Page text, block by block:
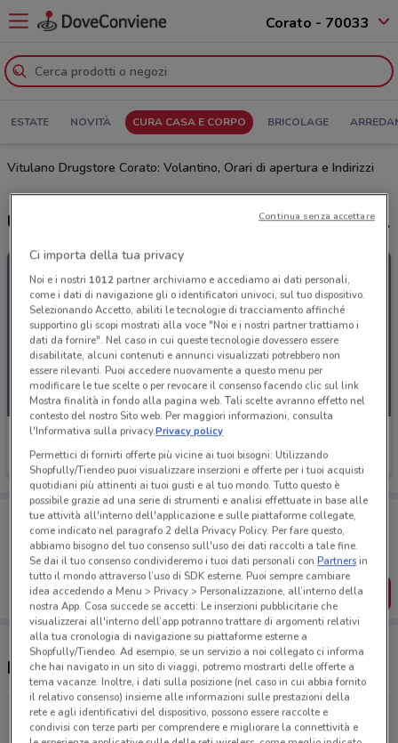
Corato - 70033
ESTATE NOVITÀ CURA CASA E CORPO BRICOLAGE
Vitulano Drugstore Corato: Volantino, Orari di apertura e Indirizzi
Ultime offerte del volantino Vitulano Drugstore
Vitulano Drugstore
Scade il 18/08 289 m
Porta DoveConviene sempre con te!
Puoi trovare le migliori offerte dei negozi vicino a te,
salvarle e creare la tua lista del risparmio, comodamente
dal tuo cellulare.
SCARICA L’APP
Negozi Vitulano Drugstore a Corato
Via Di Vittorio, 17 Corato
Ci importa della tua privacy
Noi e i nostri 1012partner archiviamo e accediamo ai dati personali,
come i dati di navigazione gli o identificatori univoci, sul tuo dispositivo.
Selezionando Accetto, abiliti le tecnologie di tracciamento affinché
supportino gli scopi mostrati alla voce "Noi e i nostri partner trattiamo i
dati da fornire". Nel caso in cui queste tecnologie dovessero essere
disabilitate, alcuni contenuti e annunci visualizzati potrebbero non
essere rilevanti. Puoi accedere nuovamente a questo menu per
modificare le tue scelte o per revocare il consenso facendo clic sul link
Mostra finalità in fondo alla pagina web. Tali scelte avranno effetto nel
contesto del nostro Sito web. Per maggiori informazioni, consulta
l'Informativa sulla privacy.Privacy policy
Permettici di fornirti offerte più vicine ai tuoi bisogni: Utilizzando
Shopfully/Tiendeo puoi visualizzare inserzioni e offerte per i tuoi acquisti
quotidiani più attinenti ai tuoi gusti e al tuo mondo. Tutto questo è
possibile grazie ad una serie di strumenti e analisi effettuate in base alle
tue attività all'interno dell'applicazione e sulle piattaforme collegate,
come indicato nel paragrafo 2 della Privacy Policy. Per fare questo,
abbiamo bisogno del tuo consenso sull'uso dei dati raccolti a tale fine.
Se dai il tuo consenso condivideremo i tuoi dati personali conPartnersin
tutto il mondo attraverso l’uso di SDK esterne. Puoi sempre cambiare
idea accedendo a Menu > Privacy > Personalizzazione, all’interno della
nostra App. Cosa succede se accetti: Le inserzioni pubblicitarie che
visualizzerai all'interno dell’app potranno trattare di argomenti relativi
alla tua cronologia di navigazione su piattaforme esterne a
Shopfully/Tiendeo. Ad esempio, se un servizio a noi collegato ci informa
che hai navigato in un sito di viaggi, potremo mostrarti delle offerte a
tema vacanze. Inoltre, i dati sulla posizione (nel caso in cui abbia fornito
il relativo consenso) insieme alle informazioni sulle prestazioni della
rete e agli identificativi del dispositivo, possono essere raccolte e
condivisi con terze parti per comprendere e migliorare la connettività e
Continua senza accettare